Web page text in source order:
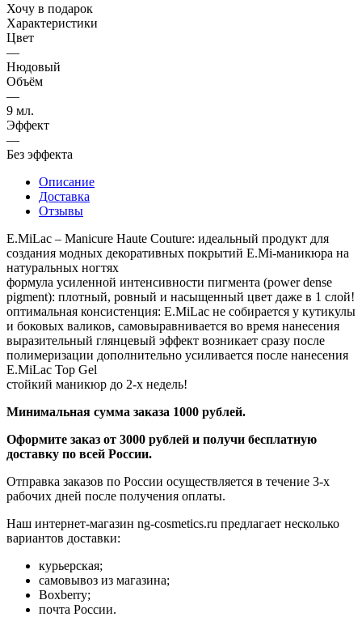
Хочу в подарок
Характеристики
Цвет
—
Нюдовый
Объём
—
9 мл.
Эффект
—
Без эффекта
Описание
Доставка
Отзывы
E.MiLac – Manicure Haute Couture: идеальный продукт для
создания модных декоративных покрытий E.Mi-маникюра на
натуральных ногтях
формула усиленной интенсивности пигмента (power dense
pigment): плотный, ровный и насыщенный цвет даже в 1 слой!
оптимальная консистенция: E.MiLac не собирается у кутикулы
и боковых валиков, самовыравнивается во время нанесения
выразительный глянцевый эффект возникает сразу после
полимеризации дополнительно усиливается после нанесения
E.MiLac Top Gel
стойкий маникюр до 2-х недель!
Минимальная сумма заказа 1000 рублей.
Оформите заказ от 3000 рублей и получи бесплатную
доставку по всей России.
Отправка заказов по России осуществляется в течение 3-х
рабочих дней после получения оплаты.
Наш интернет-магазин ng-cosmetics.ru предлагает несколько
вариантов доставки:
курьерская;
самовывоз из магазина;
Boxberry;
почта России.